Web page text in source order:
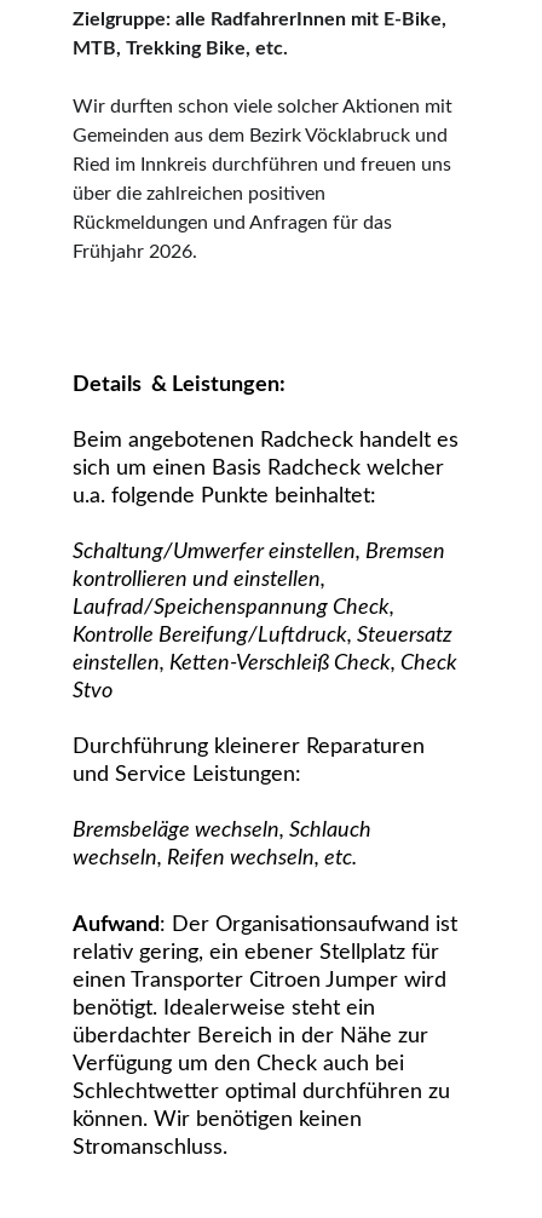
Zielgruppe: alle RadfahrerInnen mit E-Bike,
MTB, Trekking Bike, etc.
Wir durften schon viele solcher Aktionen mit
Gemeinden aus dem Bezirk Vöcklabruck und
Ried im Innkreis durchführen und freuen uns
über die zahlreichen positiven
Rückmeldungen und Anfragen für das
Frühjahr 2026.
Details  & Leistungen:
Beim angebotenen Radcheck handelt es
sich um einen Basis Radcheck welcher
u.a. folgende Punkte beinhaltet:
Schaltung/Umwerfer einstellen, Bremsen
kontrollieren und einstellen,
Laufrad/Speichenspannung Check,
Kontrolle Bereifung/Luftdruck, Steuersatz
einstellen, Ketten-Verschleiß Check, Check
Stvo
Durchführung kleinerer Reparaturen
und Service Leistungen:
Bremsbeläge wechseln, Schlauch
wechseln, Reifen wechseln, etc.
Aufwand: Der Organisationsaufwand ist
relativ gering, ein ebener Stellplatz für
einen Transporter Citroen Jumper wird
benötigt. Idealerweise steht ein
überdachter Bereich in der Nähe zur
Verfügung um den Check auch bei
Schlechtwetter optimal durchführen zu
können. Wir benötigen keinen
Stromanschluss.